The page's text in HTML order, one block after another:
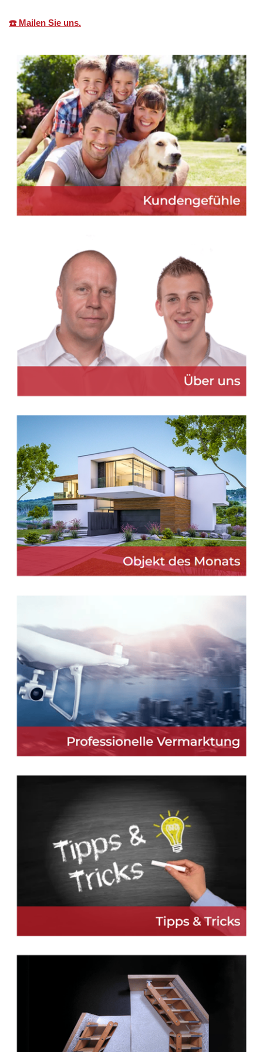
☎️ Mailen Sie uns.